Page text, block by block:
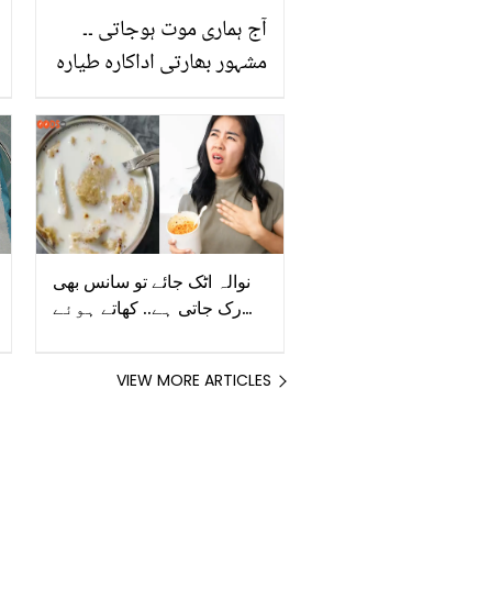
آج ہماری موت ہوجاتی ۔۔
مشہور بھارتی اداکارہ طیارہ
جہاز میں کیا اچانک کیا
خرابی ہوگئی تھی؟ دیکھئے
نوالہ اٹک جائے تو سانس بھی
رک جاتی ہے.. کھاتے ہوئے
VIEW MORE ARTICLES